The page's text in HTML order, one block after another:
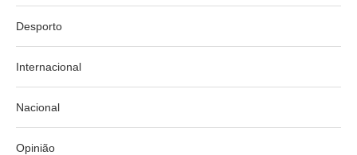
Desporto
Internacional
Nacional
Opinião